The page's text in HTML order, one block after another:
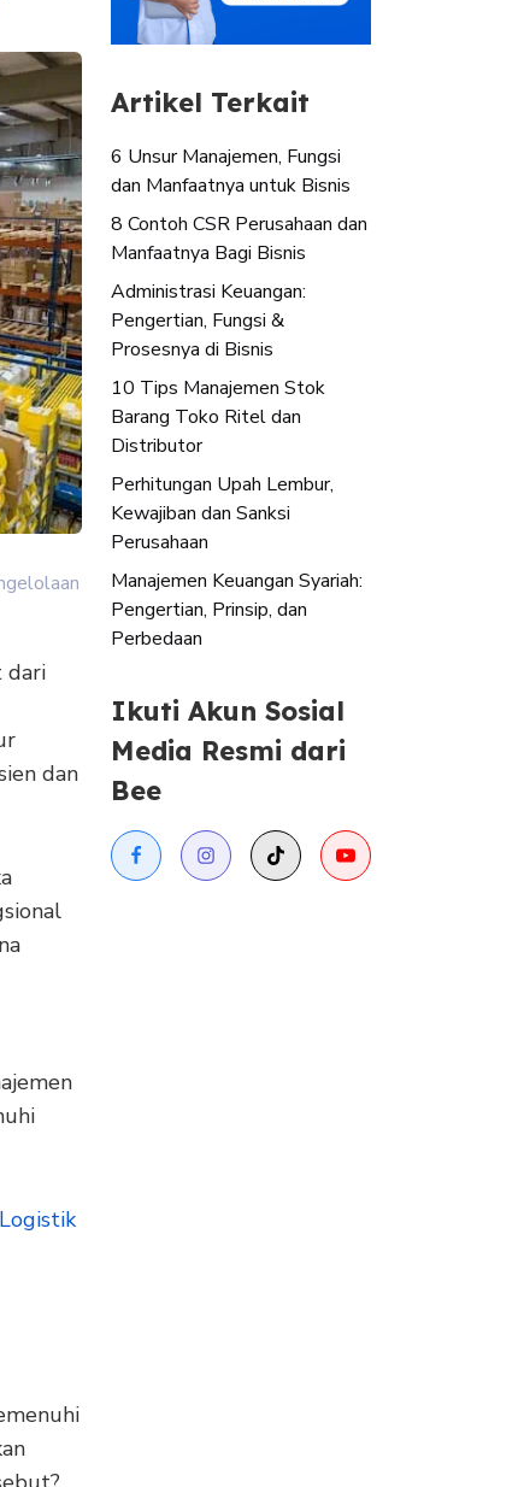
dari
dan
Artikel Terkait
6 Unsur Manajemen, Fungsi
dan Manfaatnya untuk Bisnis
8 Contoh CSR Perusahaan dan
Manfaatnya Bagi Bisnis
Administrasi Keuangan:
Pengertian, Fungsi &
Prosesnya di Bisnis
10 Tips Manajemen Stok
Barang Toko Ritel dan
Distributor
Perhitungan Upah Lembur,
Kewajiban dan Sanksi
Perusahaan
Manajemen Keuangan Syariah:
Pengertian, Prinsip, dan
Perbedaan
Ikuti Akun Sosial
Media Resmi dari
Bee